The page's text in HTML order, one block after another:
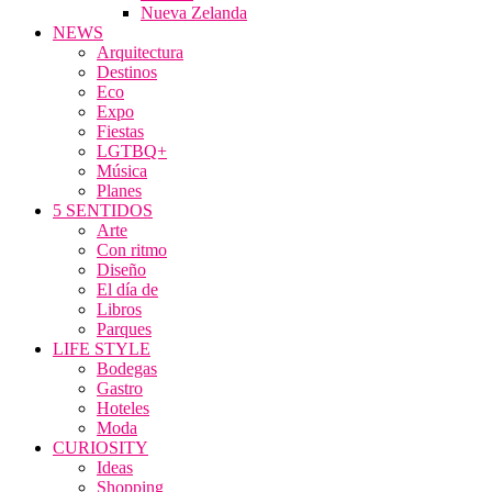
Nueva Zelanda
NEWS
Arquitectura
Destinos
Eco
Expo
Fiestas
LGTBQ+
Música
Planes
5 SENTIDOS
Arte
Con ritmo
Diseño
El día de
Libros
Parques
LIFE STYLE
Bodegas
Gastro
Hoteles
Moda
CURIOSITY
Ideas
Shopping